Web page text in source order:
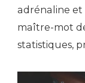
adrénaline et
maître-mot
statistiques,